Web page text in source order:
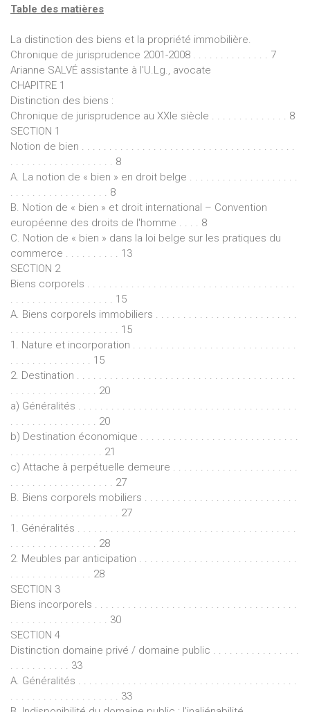
Table des matières
La distinction des biens et la propriété immobilière.
Chronique de jurisprudence 2001-2008 . . . . . . . . . . . . . . 7
Arianne SALVÉ assistante à l'U.Lg., avocate
CHAPITRE 1
Distinction des biens :
Chronique de jurisprudence au XXIe siècle . . . . . . . . . . . . . . 8
SECTION 1
Notion de bien . . . . . . . . . . . . . . . . . . . . . . . . . . . . . . . . . . . . . . .
. . . . . . . . . . . . . . . . . . . 8
A. La notion de « bien » en droit belge . . . . . . . . . . . . . . . . . . . .
. . . . . . . . . . . . . . . . . . 8
B. Notion de « bien » et droit international – Convention
européenne des droits de l'homme . . . . 8
C. Notion de « bien » dans la loi belge sur les pratiques du
commerce . . . . . . . . . . 13
SECTION 2
Biens corporels . . . . . . . . . . . . . . . . . . . . . . . . . . . . . . . . . . . . . .
. . . . . . . . . . . . . . . . . . . 15
A. Biens corporels immobiliers . . . . . . . . . . . . . . . . . . . . . . . . . .
. . . . . . . . . . . . . . . . . . . . 15
1. Nature et incorporation . . . . . . . . . . . . . . . . . . . . . . . . . . . . . .
. . . . . . . . . . . . . . . 15
2. Destination . . . . . . . . . . . . . . . . . . . . . . . . . . . . . . . . . . . . . . . .
. . . . . . . . . . . . . . . . 20
a) Généralités . . . . . . . . . . . . . . . . . . . . . . . . . . . . . . . . . . . . . . . .
. . . . . . . . . . . . . . . . 20
b) Destination économique . . . . . . . . . . . . . . . . . . . . . . . . . . . . .
. . . . . . . . . . . . . . . . . 21
c) Attache à perpétuelle demeure . . . . . . . . . . . . . . . . . . . . . . .
. . . . . . . . . . . . . . . . . . . 27
B. Biens corporels mobiliers . . . . . . . . . . . . . . . . . . . . . . . . . . . .
. . . . . . . . . . . . . . . . . . . . 27
1. Généralités . . . . . . . . . . . . . . . . . . . . . . . . . . . . . . . . . . . . . . . .
. . . . . . . . . . . . . . . . 28
2. Meubles par anticipation . . . . . . . . . . . . . . . . . . . . . . . . . . . . .
. . . . . . . . . . . . . . . 28
SECTION 3
Biens incorporels . . . . . . . . . . . . . . . . . . . . . . . . . . . . . . . . . . . . .
. . . . . . . . . . . . . . . . . . 30
SECTION 4
Distinction domaine privé / domaine public . . . . . . . . . . . . . . . .
. . . . . . . . . . . 33
A. Généralités . . . . . . . . . . . . . . . . . . . . . . . . . . . . . . . . . . . . . . . .
. . . . . . . . . . . . . . . . . . . . 33